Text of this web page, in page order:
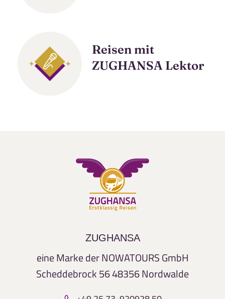
Reisen mit
ZUGHANSA Lektor
ZUGHANSA
eine Marke der NOWATOURS GmbH
Scheddebrock 5648356 Nordwalde